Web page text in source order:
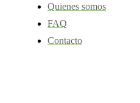
Quienes somos
FAQ
Contacto